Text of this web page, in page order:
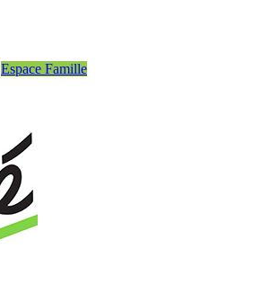
Espace Famille